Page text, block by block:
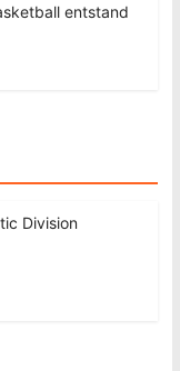
entstand
Division